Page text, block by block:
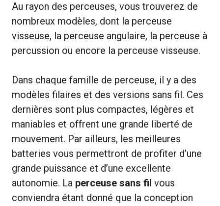
Au rayon des perceuses, vous trouverez de
nombreux modèles, dont la perceuse
visseuse, la perceuse angulaire, la perceuse à
percussion ou encore la perceuse visseuse.
Dans chaque famille de perceuse, il y a des
modèles filaires et des versions sans fil. Ces
dernières sont plus compactes, légères et
maniables et offrent une grande liberté de
mouvement. Par ailleurs, les meilleures
batteries vous permettront de profiter d’une
grande puissance et d’une excellente
autonomie. La perceuse sans fil vous
conviendra étant donné que la conception